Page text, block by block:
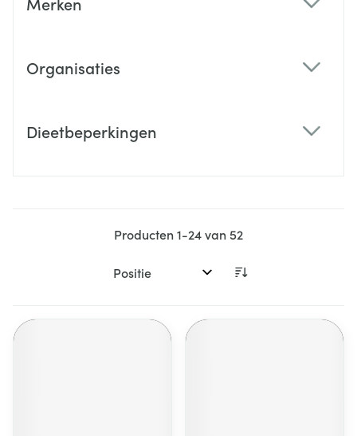
Organisaties
Dieetbeperkingen
Producten1-24van52
Sorteer op: